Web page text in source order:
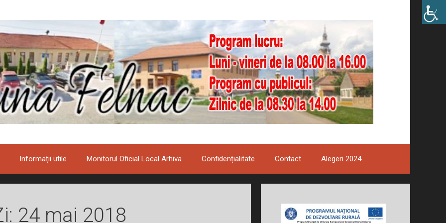
Informații utile Monitorul Oficial Local Arhiva Confidențialitate Contact Alegeri 2024
24 mai 2018